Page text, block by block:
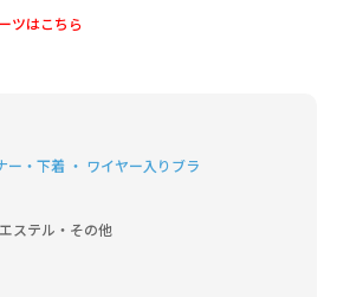
ツはこちら
ー・下着 ・ ワイヤー入りブラ
ステル・その他